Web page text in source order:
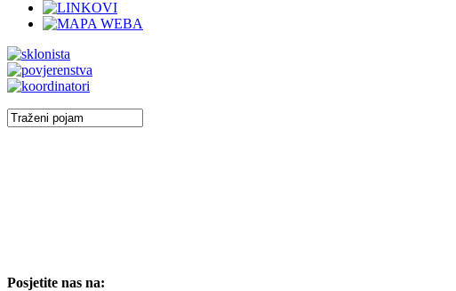
Posjetite nas na: